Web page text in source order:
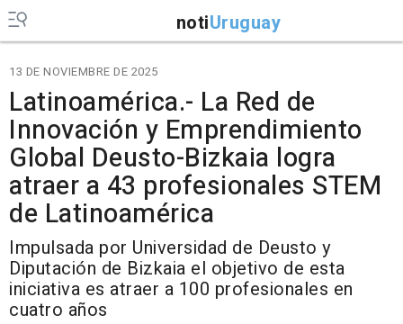
notiUruguay
13 DE NOVIEMBRE DE 2025
Latinoamérica.- La Red de
Innovación y Emprendimiento
Global Deusto-Bizkaia logra
atraer a 43 profesionales STEM
de Latinoamérica
Impulsada por Universidad de Deusto y
Diputación de Bizkaia el objetivo de esta
iniciativa es atraer a 100 profesionales en
cuatro años